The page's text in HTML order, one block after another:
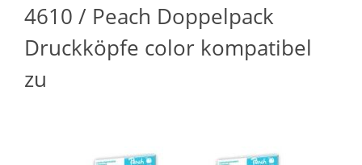
4610 / Peach Doppelpack
Druckköpfe color kompatibel
zu